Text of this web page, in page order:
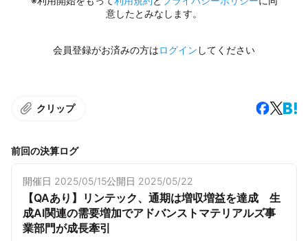
意したとみなします。
会員登録がお済みの方はログイン してください
クリップ
前回の決算ログ
開催日 2025/05/15公開日 2025/05/22
【QAあり】リンテック、通期は増収増益を達成 生
成AI関連の需要増加でアドバンストマテリアルズ事
業部門が成長牽引